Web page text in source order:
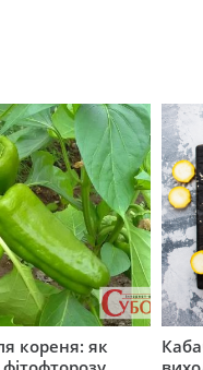
кореня: як